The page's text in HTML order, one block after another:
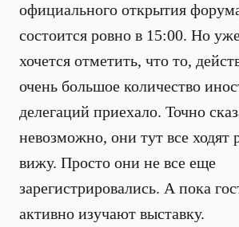
официального открытия
состоится ровно в 15:00. Но
хочется отметить, что то,
очень большое количество
делегаций приехало. Точно
невозможно, они тут все ходят
вижу. Просто они не все еще
зарегистрировались. А пока
активно изучают выставку.